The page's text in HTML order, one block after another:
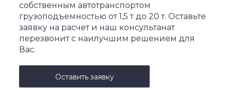
собственным автотранспортом
грузоподъемностью от 1,5 т до 20 т. Оставьте
заявку на расчет и наш консультанат
перезвонит с наилучшим решением для
Вас.
Оставить заявку